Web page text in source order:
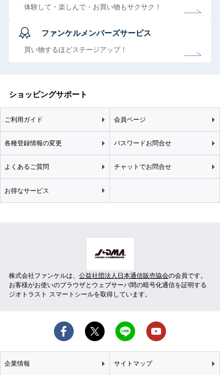
体験して・楽しんで・お買い物もサクサク！
ファンケルメンバーズサービス
買い物するほどステージアップ！
ショッピングサポート
ご利用ガイド 会員ページ
各種登録情報の変更 パスワードお問合せ
よくあるご質問 チャットでお問合せ
お得なサービス
株式会社ファンケルは、 公益社団法人日本通信販売協会の会員です。
お客様がお使いのブラウザとウェブサーバ間の暗号化通信を証明する
ジオトラスト スマートシールを取得しています。
企業情報 サイトマップ